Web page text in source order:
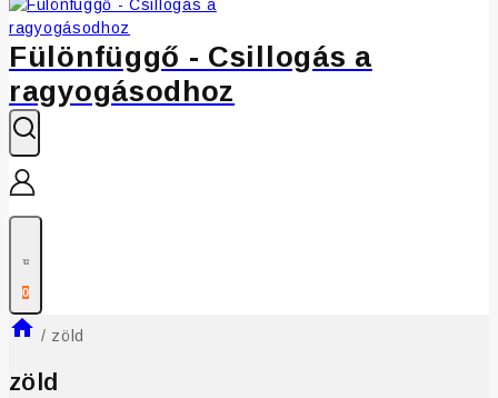
Fülönfüggő - Csillogás a
ragyogásodhoz
0
/ zöld
zöld